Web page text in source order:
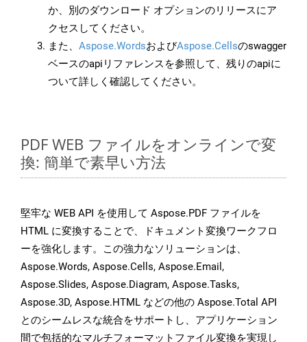
か、別のダウンロード オプションのリリースにア
クセスしてください。
また、 Aspose.WordsおよびAspose.Cellsのswagger
ベースのapiリファレンスを参照して、残りのapiに
ついて詳しく確認してください。
PDF WEB ファイルをオンラインで変
換: 簡単で素早い方法
堅牢な WEB API を使用して Aspose.PDF ファイルを
HTML に変換することで、ドキュメント変換ワークフロ
ーを強化します。この強力なソリューションは、
Aspose.Words, Aspose.Cells, Aspose.Email,
Aspose.Slides, Aspose.Diagram, Aspose.Tasks,
Aspose.3D, Aspose.HTML などの他の Aspose.Total API
とのシームレスな統合をサポートし、アプリケーション
間で包括的なマルチフォーマットファイル変換を実現し